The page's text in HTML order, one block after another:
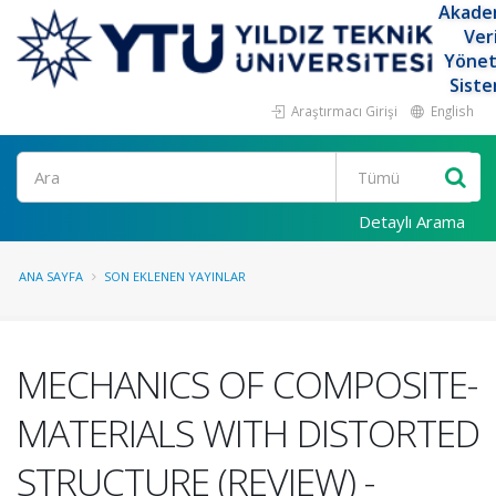
Araştırmacı Girişi English
Ara
Detaylı Arama
ANA SAYFA SON EKLENEN YAYINLAR
MECHANICS OF COMPOSITE-
MATERIALS WITH DISTORTED
STRUCTURE (REVIEW) -